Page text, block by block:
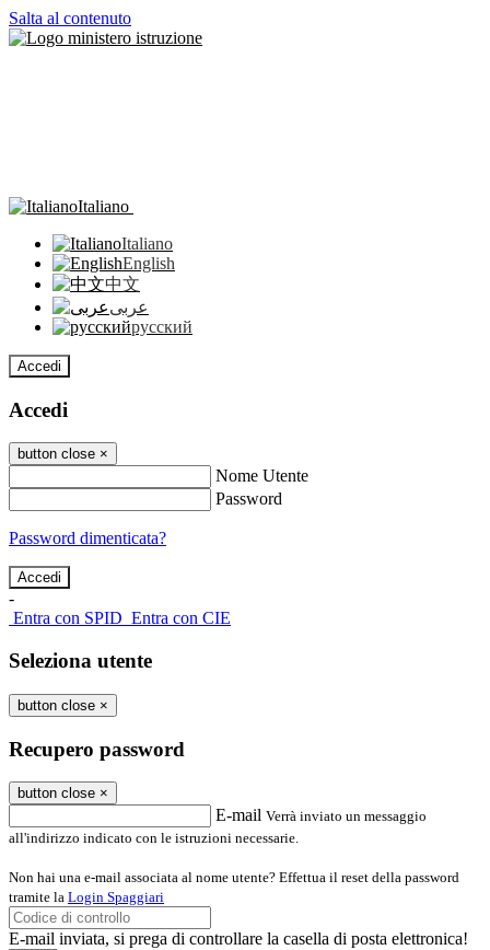
Salta al contenuto
Italiano
Italiano
English
中文
عربى
русский
Accedi
Accedi
button close ×
Nome Utente
Password
Password dimenticata?
-
Entra con SPID Entra con CIE
Seleziona utente
button close ×
Recupero password
button close ×
E-mail Verrà inviato un messaggio
all'indirizzo indicato con le istruzioni necessarie.
Non hai una e-mail associata al nome utente? Effettua il reset della password
tramite la Login Spaggiari
E-mail inviata, si prega di controllare la casella di posta elettronica!